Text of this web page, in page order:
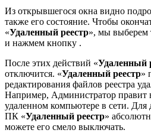
Из открывшегося окна видно
также его состояние. Чтобы
«Удаленный реестр», мы выберем
и нажмем кнопку .
После этих действий «Удаленный
отключится. «Удаленный реестр»
редактирования файлов реестра
Например, Администратор правит
удаленном компьютере в сети. Для
ПК «Удаленный реестр»
можете его смело выключать.